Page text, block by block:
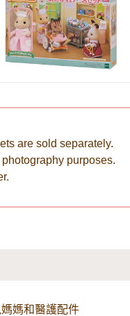
are sold separately.
purposes.
媽和醫護配件